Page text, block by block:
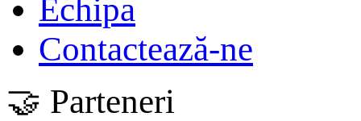
Echipa
Contactează-ne
🤝 Parteneri